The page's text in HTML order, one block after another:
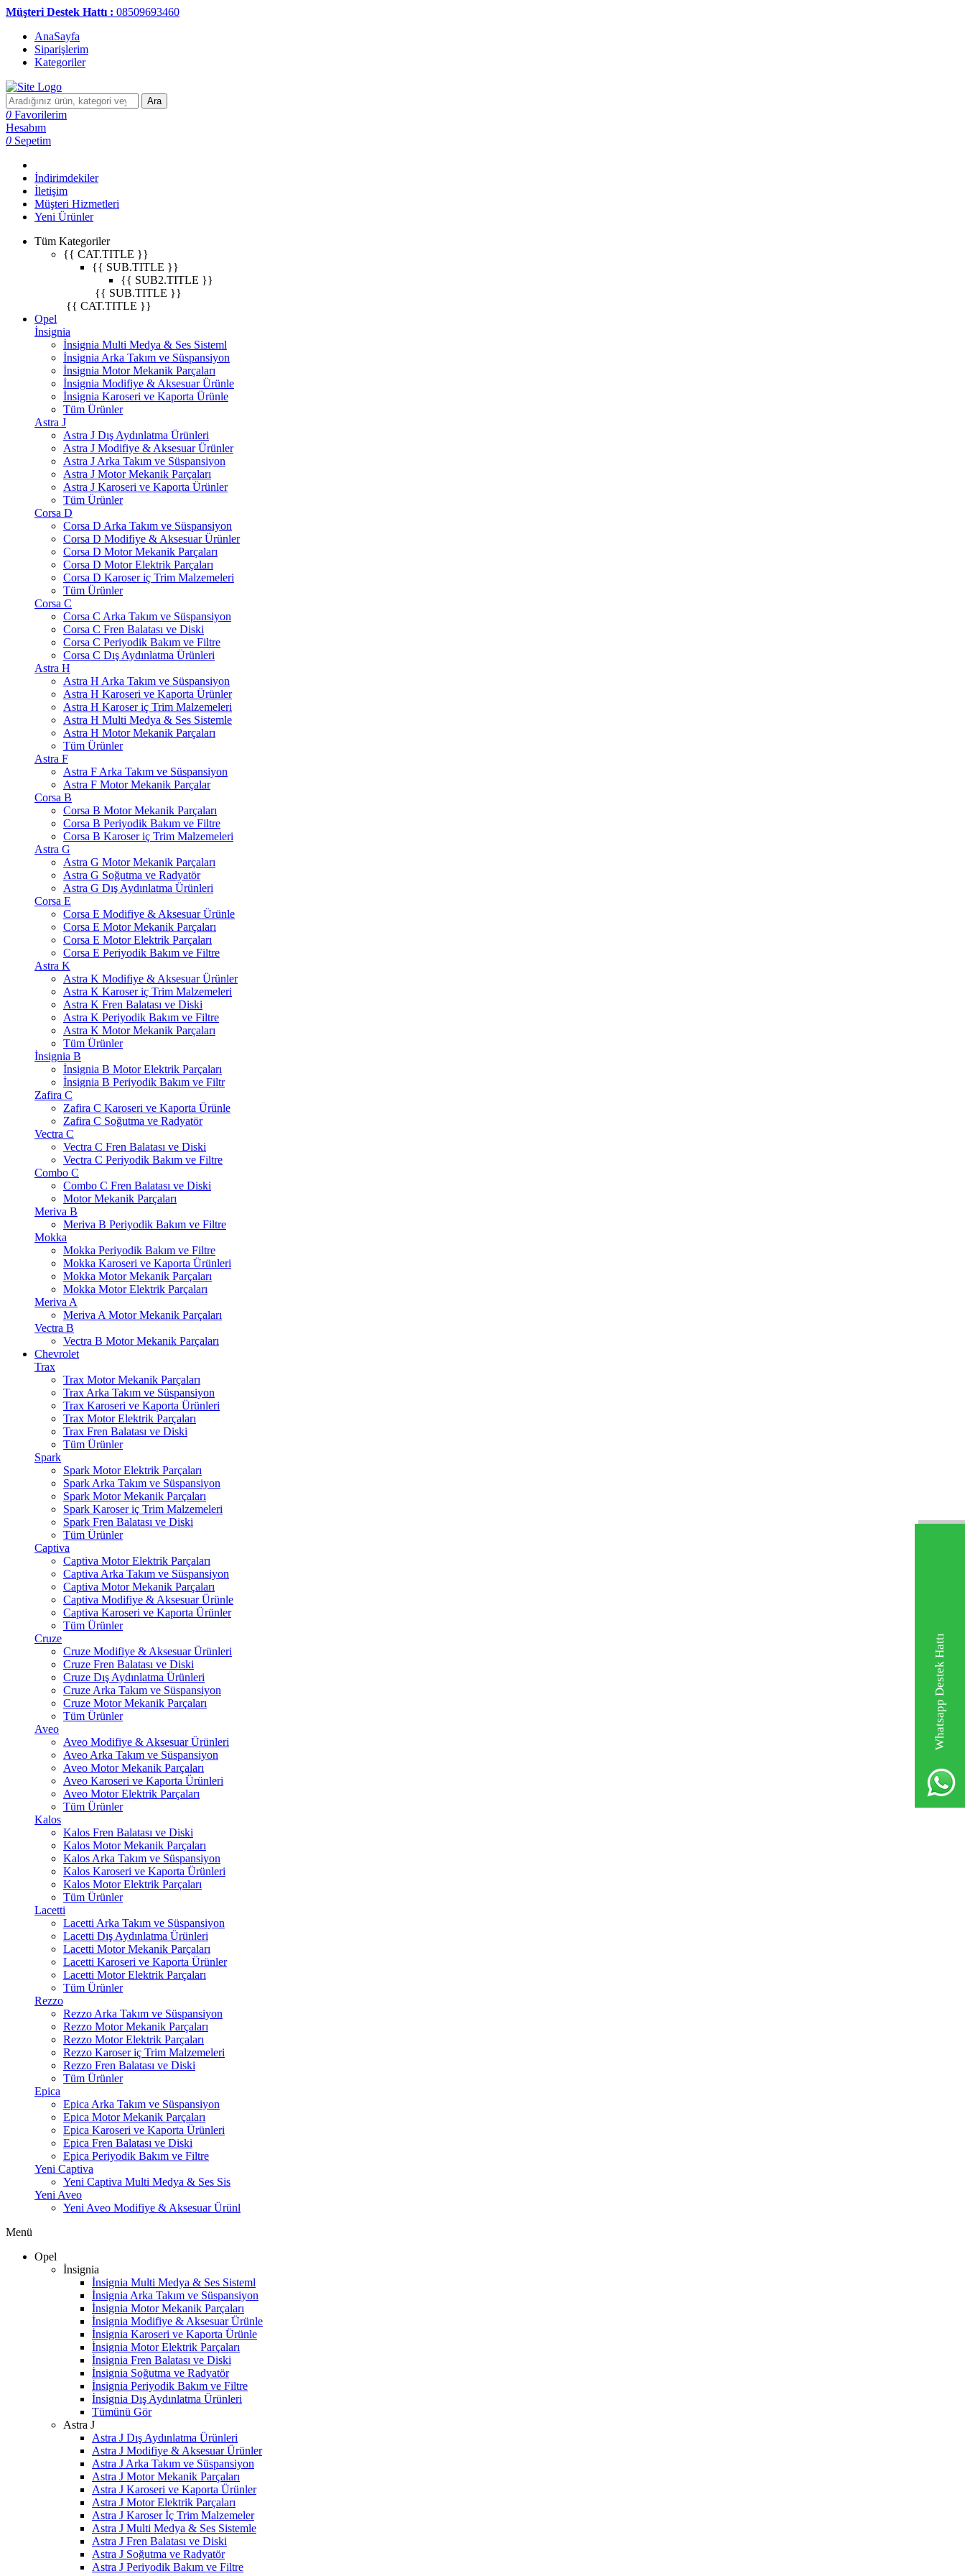
Whatsapp Destek Hattı
Müşteri Destek Hattı : 08509693460
AnaSayfa
Siparişlerim
Kategoriler
Ara
0 Favorilerim
Hesabım
0 Sepetim
İndirimdekiler
İletişim
Müşteri Hizmetleri
Yeni Ürünler
Tüm Kategoriler
{{ CAT.TITLE }}
{{ SUB.TITLE }}
{{ SUB2.TITLE }}
{{ SUB.TITLE }}
{{ CAT.TITLE }}
Opel
İnsignia
İnsignia Multi Medya & Ses Sisteml
İnsignia Arka Takım ve Süspansiyon
İnsignia Motor Mekanik Parçaları
İnsignia Modifiye & Aksesuar Ürünle
İnsignia Karoseri ve Kaporta Ürünle
Tüm Ürünler
Astra J
Astra J Dış Aydınlatma Ürünleri
Astra J Modifiye & Aksesuar Ürünler
Astra J Arka Takım ve Süspansiyon
Astra J Motor Mekanik Parçaları
Astra J Karoseri ve Kaporta Ürünler
Tüm Ürünler
Corsa D
Corsa D Arka Takım ve Süspansiyon
Corsa D Modifiye & Aksesuar Ürünler
Corsa D Motor Mekanik Parçaları
Corsa D Motor Elektrik Parçaları
Corsa D Karoser iç Trim Malzemeleri
Tüm Ürünler
Corsa C
Corsa C Arka Takım ve Süspansiyon
Corsa C Fren Balatası ve Diski
Corsa C Periyodik Bakım ve Filtre
Corsa C Dış Aydınlatma Ürünleri
Astra H
Astra H Arka Takım ve Süspansiyon
Astra H Karoseri ve Kaporta Ürünler
Astra H Karoser iç Trim Malzemeleri
Astra H Multi Medya & Ses Sistemle
Astra H Motor Mekanik Parçaları
Tüm Ürünler
Astra F
Astra F Arka Takım ve Süspansiyon
Astra F Motor Mekanik Parçalar
Corsa B
Corsa B Motor Mekanik Parçaları
Corsa B Periyodik Bakım ve Filtre
Corsa B Karoser iç Trim Malzemeleri
Astra G
Astra G Motor Mekanik Parçaları
Astra G Soğutma ve Radyatör
Astra G Dış Aydınlatma Ürünleri
Corsa E
Corsa E Modifiye & Aksesuar Ürünle
Corsa E Motor Mekanik Parçaları
Corsa E Motor Elektrik Parçaları
Corsa E Periyodik Bakım ve Filtre
Astra K
Astra K Modifiye & Aksesuar Ürünler
Astra K Karoser iç Trim Malzemeleri
Astra K Fren Balatası ve Diski
Astra K Periyodik Bakım ve Filtre
Astra K Motor Mekanik Parçaları
Tüm Ürünler
İnsignia B
İnsignia B Motor Elektrik Parçaları
İnsignia B Periyodik Bakım ve Filtr
Zafira C
Zafira C Karoseri ve Kaporta Ürünle
Zafira C Soğutma ve Radyatör
Vectra C
Vectra C Fren Balatası ve Diski
Vectra C Periyodik Bakım ve Filtre
Combo C
Combo C Fren Balatası ve Diski
Motor Mekanik Parçaları
Meriva B
Meriva B Periyodik Bakım ve Filtre
Mokka
Mokka Periyodik Bakım ve Filtre
Mokka Karoseri ve Kaporta Ürünleri
Mokka Motor Mekanik Parçaları
Mokka Motor Elektrik Parçaları
Meriva A
Meriva A Motor Mekanik Parçaları
Vectra B
Vectra B Motor Mekanik Parçaları
Chevrolet
Trax
Trax Motor Mekanik Parçaları
Trax Arka Takım ve Süspansiyon
Trax Karoseri ve Kaporta Ürünleri
Trax Motor Elektrik Parçaları
Trax Fren Balatası ve Diski
Tüm Ürünler
Spark
Spark Motor Elektrik Parçaları
Spark Arka Takım ve Süspansiyon
Spark Motor Mekanik Parçaları
Spark Karoser iç Trim Malzemeleri
Spark Fren Balatası ve Diski
Tüm Ürünler
Captiva
Captiva Motor Elektrik Parçaları
Captiva Arka Takım ve Süspansiyon
Captiva Motor Mekanik Parçaları
Captiva Modifiye & Aksesuar Ürünle
Captiva Karoseri ve Kaporta Ürünler
Tüm Ürünler
Cruze
Cruze Modifiye & Aksesuar Ürünleri
Cruze Fren Balatası ve Diski
Cruze Dış Aydınlatma Ürünleri
Cruze Arka Takım ve Süspansiyon
Cruze Motor Mekanik Parçaları
Tüm Ürünler
Aveo
Aveo Modifiye & Aksesuar Ürünleri
Aveo Arka Takım ve Süspansiyon
Aveo Motor Mekanik Parçaları
Aveo Karoseri ve Kaporta Ürünleri
Aveo Motor Elektrik Parçaları
Tüm Ürünler
Kalos
Kalos Fren Balatası ve Diski
Kalos Motor Mekanik Parçaları
Kalos Arka Takım ve Süspansiyon
Kalos Karoseri ve Kaporta Ürünleri
Kalos Motor Elektrik Parçaları
Tüm Ürünler
Lacetti
Lacetti Arka Takım ve Süspansiyon
Lacetti Dış Aydınlatma Ürünleri
Lacetti Motor Mekanik Parçaları
Lacetti Karoseri ve Kaporta Ürünler
Lacetti Motor Elektrik Parçaları
Tüm Ürünler
Rezzo
Rezzo Arka Takım ve Süspansiyon
Rezzo Motor Mekanik Parçaları
Rezzo Motor Elektrik Parçaları
Rezzo Karoser iç Trim Malzemeleri
Rezzo Fren Balatası ve Diski
Tüm Ürünler
Epica
Epica Arka Takım ve Süspansiyon
Epica Motor Mekanik Parçaları
Epica Karoseri ve Kaporta Ürünleri
Epica Fren Balatası ve Diski
Epica Periyodik Bakım ve Filtre
Yeni Captiva
Yeni Captiva Multi Medya & Ses Sis
Yeni Aveo
Yeni Aveo Modifiye & Aksesuar Ürünl
Menü
Opel
İnsignia
İnsignia Multi Medya & Ses Sisteml
İnsignia Arka Takım ve Süspansiyon
İnsignia Motor Mekanik Parçaları
İnsignia Modifiye & Aksesuar Ürünle
İnsignia Karoseri ve Kaporta Ürünle
İnsignia Motor Elektrik Parçaları
İnsignia Fren Balatası ve Diski
İnsignia Soğutma ve Radyatör
İnsignia Periyodik Bakım ve Filtre
İnsignia Dış Aydınlatma Ürünleri
Tümünü Gör
Astra J
Astra J Dış Aydınlatma Ürünleri
Astra J Modifiye & Aksesuar Ürünler
Astra J Arka Takım ve Süspansiyon
Astra J Motor Mekanik Parçaları
Astra J Karoseri ve Kaporta Ürünler
Astra J Motor Elektrik Parçaları
Astra J Karoser İç Trim Malzemeler
Astra J Multi Medya & Ses Sistemle
Astra J Fren Balatası ve Diski
Astra J Soğutma ve Radyatör
Astra J Periyodik Bakım ve Filtre